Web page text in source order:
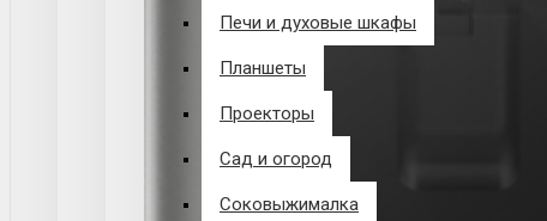
Печи и духовые шкафы
Планшеты
Проекторы
Сад и огород
Соковыжималка